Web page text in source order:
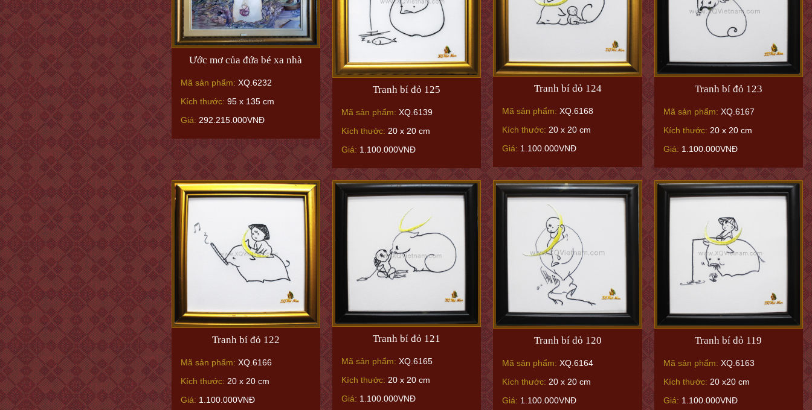
Ước mơ của đứa bé xa nhà
Mã sản phẩm: XQ.6232
Kích thước: 95 x 135 cm
Giá: 292.215.000VNĐ
Tranh bí đỏ 125
Mã sản phẩm: XQ.6139
Kích thước: 20 x 20 cm
Giá: 1.100.000VNĐ
Tranh bí đỏ 124
Mã sản phẩm: XQ.6168
Kích thước: 20 x 20 cm
Giá: 1.100.000VNĐ
Tranh bí đỏ 123
Mã sản phẩm: XQ.6167
Kích thước: 20 x 20 cm
Giá: 1.100.000VNĐ
Tranh bí đỏ 122
Mã sản phẩm: XQ.6166
Kích thước: 20 x 20 cm
Giá: 1.100.000VNĐ
Tranh bí đỏ 121
Mã sản phẩm: XQ.6165
Kích thước: 20 x 20 cm
Giá: 1.100.000VNĐ
Tranh bí đỏ 120
Mã sản phẩm: XQ.6164
Kích thước: 20 x 20 cm
Giá: 1.100.000VNĐ
Tranh bí đỏ 119
Mã sản phẩm: XQ.6163
Kích thước: 20 x20 cm
Giá: 1.100.000VNĐ